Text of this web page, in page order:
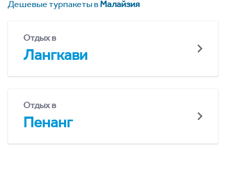
Дешевые турпакеты вМалайзия
Отдых в
Лангкави
Отдых в
Пенанг